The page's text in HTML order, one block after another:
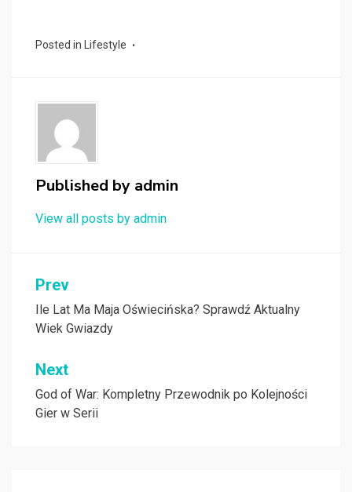
Posted in Lifestyle
Published by admin
View all posts by admin
Nawigacja
wpisu
Prev
Ile Lat Ma Maja Oświecińska? Sprawdź Aktualny
Wiek Gwiazdy
Next
God of War: Kompletny Przewodnik po Kolejności
Gier w Serii